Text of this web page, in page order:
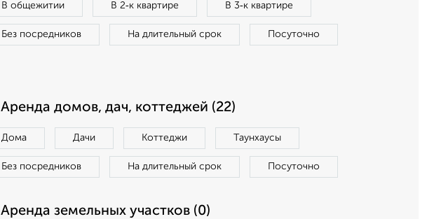
В общежитии В 2‑к квартире В 3‑к квартире
Без посредников На длительный срок Посуточно
Аренда домов, дач, коттеджей (22)
Дома Дачи Коттеджи Таунхаусы
Без посредников На длительный срок Посуточно
Аренда земельных участков (0)